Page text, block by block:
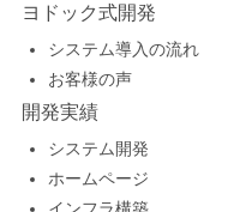
ヨドック式開発
システム導入の流れ
お客様の声
開発実績
システム開発
ホームページ